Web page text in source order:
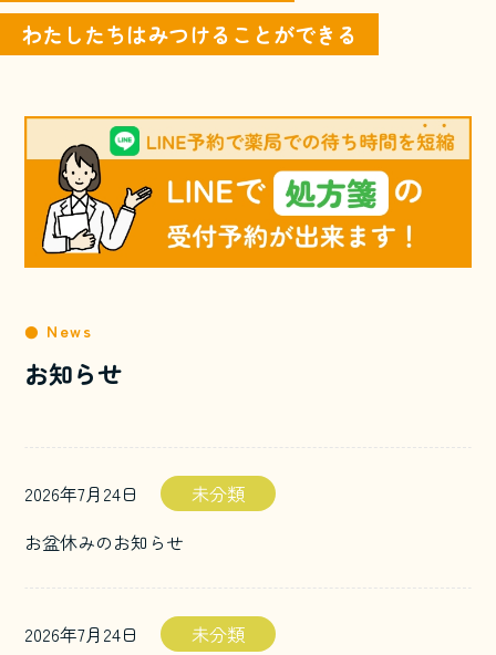
わたしたちはみつけることができる
News
お知らせ
2026年7月24日
未分類
お盆休みのお知らせ
2026年7月24日
未分類